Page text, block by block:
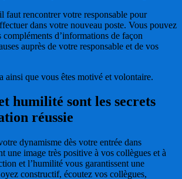
faut rencontrer votre responsable pour
dans votre nouveau poste. Vous pouvez
compléments d’informations de façon
auprès de votre responsable et de vos
ainsi que vous êtes motivé et volontaire.
humilité sont les secrets
réussie
dynamisme dès votre entrée dans
une image très positive à vos collègues et à
et l’humilité vous garantissent une
constructif, écoutez vos collègues,